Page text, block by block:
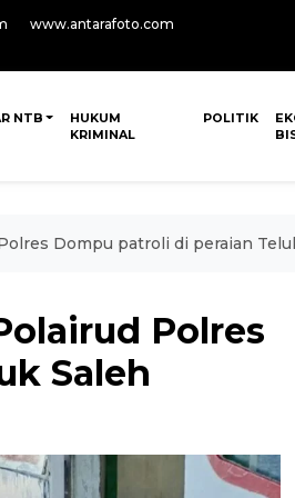
www.antarafoto.com
NTB
HUKUM
KRIMINAL
POLITIK
Dompu patroli di peraian
Polres
Saleh